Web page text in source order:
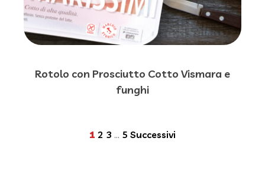
Rotolo con Prosciutto Cotto Vismara e
funghi
Paginazione1 2 3 … 5 Successivi